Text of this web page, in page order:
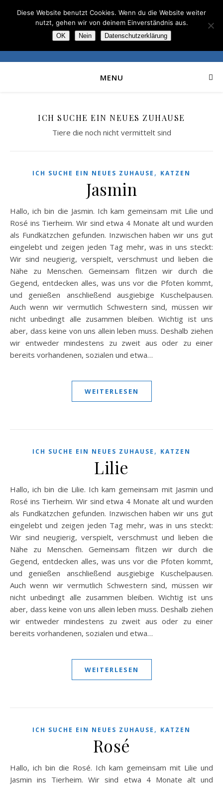
MENU
ICH SUCHE EIN NEUES ZUHAUSE
Tiere die noch nicht vermittelt sind
ICH SUCHE EIN NEUES ZUHAUSE , KATZEN
Jasmin
Hallo, ich bin die Jasmin. Ich kam gemeinsam mit Lilie und
Rosé ins Tierheim. Wir sind etwa 4 Monate alt und wurden
als Fundkätzchen gefunden. Inzwischen haben wir uns gut
eingelebt und zeigen jeden Tag mehr, was in uns steckt:
Wir sind neugierig, verspielt, verschmust und lieben die
Nähe zu Menschen. Gemeinsam flitzen wir durch die
Gegend, entdecken alles, was uns vor die Pfoten kommt,
und genießen anschließend ausgiebige Kuschelpausen.
Auch wenn wir vermutlich Schwestern sind, müssen wir
nicht unbedingt alle zusammen bleiben. Wichtig ist uns
aber, dass keine von uns allein leben muss. Deshalb ziehen
wir entweder mindestens zu zweit aus oder zu einer
bereits vorhandenen, sozialen und etwa…
WEITERLESEN
ICH SUCHE EIN NEUES ZUHAUSE , KATZEN
Lilie
Hallo, ich bin die Lilie. Ich kam gemeinsam mit Jasmin und
Rosé ins Tierheim. Wir sind etwa 4 Monate alt und wurden
als Fundkätzchen gefunden. Inzwischen haben wir uns gut
eingelebt und zeigen jeden Tag mehr, was in uns steckt:
Wir sind neugierig, verspielt, verschmust und lieben die
Nähe zu Menschen. Gemeinsam flitzen wir durch die
Gegend, entdecken alles, was uns vor die Pfoten kommt,
und genießen anschließend ausgiebige Kuschelpausen.
Auch wenn wir vermutlich Schwestern sind, müssen wir
nicht unbedingt alle zusammen bleiben. Wichtig ist uns
aber, dass keine von uns allein leben muss. Deshalb ziehen
wir entweder mindestens zu zweit aus oder zu einer
bereits vorhandenen, sozialen und etwa…
WEITERLESEN
ICH SUCHE EIN NEUES ZUHAUSE , KATZEN
Rosé
Hallo, ich bin die Rosé. Ich kam gemeinsam mit Lilie und
Jasmin ins Tierheim. Wir sind etwa 4 Monate alt und
Diese Website benutzt Cookies. Wenn du die Website weiter
nutzt, gehen wir von deinem Einverständnis aus.
OK Nein Datenschutzerklärung